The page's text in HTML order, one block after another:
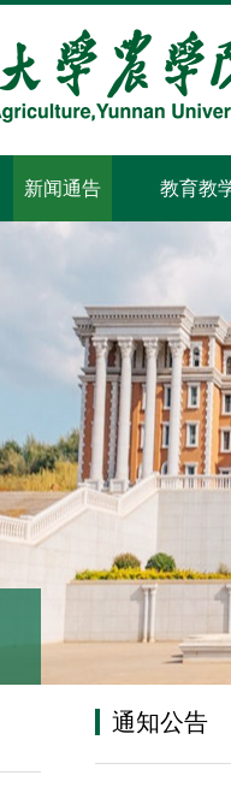
新闻通告 教育教
通知公告